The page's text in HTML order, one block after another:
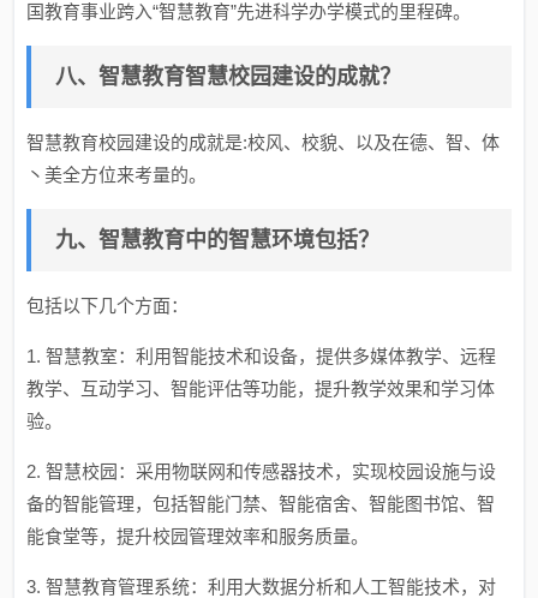
国教育事业跨入“智慧教育”先进科学办学模式的里程碑。
八、智慧教育智慧校园建设的成就？
智慧教育校园建设的成就是:校风、校貌、以及在德、智、体
丶美全方位来考量的。
九、智慧教育中的智慧环境包括？
包括以下几个方面：
1. 智慧教室：利用智能技术和设备，提供多媒体教学、远程
教学、互动学习、智能评估等功能，提升教学效果和学习体
验。
2. 智慧校园：采用物联网和传感器技术，实现校园设施与设
备的智能管理，包括智能门禁、智能宿舍、智能图书馆、智
能食堂等，提升校园管理效率和服务质量。
3. 智慧教育管理系统：利用大数据分析和人工智能技术，对